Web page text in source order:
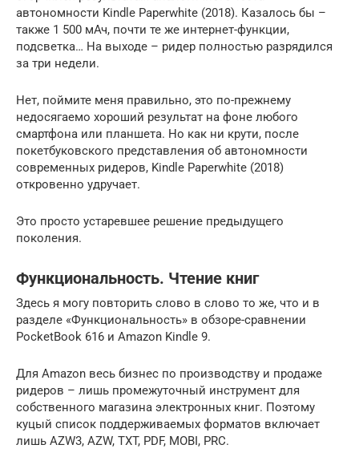
автономности Kindle Paperwhite (2018). Казалось бы –
также 1 500 мАч, почти те же интернет-функции,
подсветка… На выходе – ридер полностью разрядился
за три недели.
Нет, поймите меня правильно, это по-прежнему
недосягаемо хороший результат на фоне любого
смартфона или планшета. Но как ни крути, после
покетбуковского представления об автономности
современных ридеров, Kindle Paperwhite (2018)
откровенно удручает.
Это просто устаревшее решение предыдущего
поколения.
Функциональность. Чтение книг
Здесь я могу повторить слово в слово то же, что и в
разделе «Функциональность» в обзоре-сравнении
PocketBook 616 и Amazon Kindle 9.
Для Amazon весь бизнес по производству и продаже
ридеров – лишь промежуточный инструмент для
собственного магазина электронных книг. Поэтому
куцый список поддерживаемых форматов включает
лишь AZW3, AZW, TXT, PDF, MOBI, PRC.